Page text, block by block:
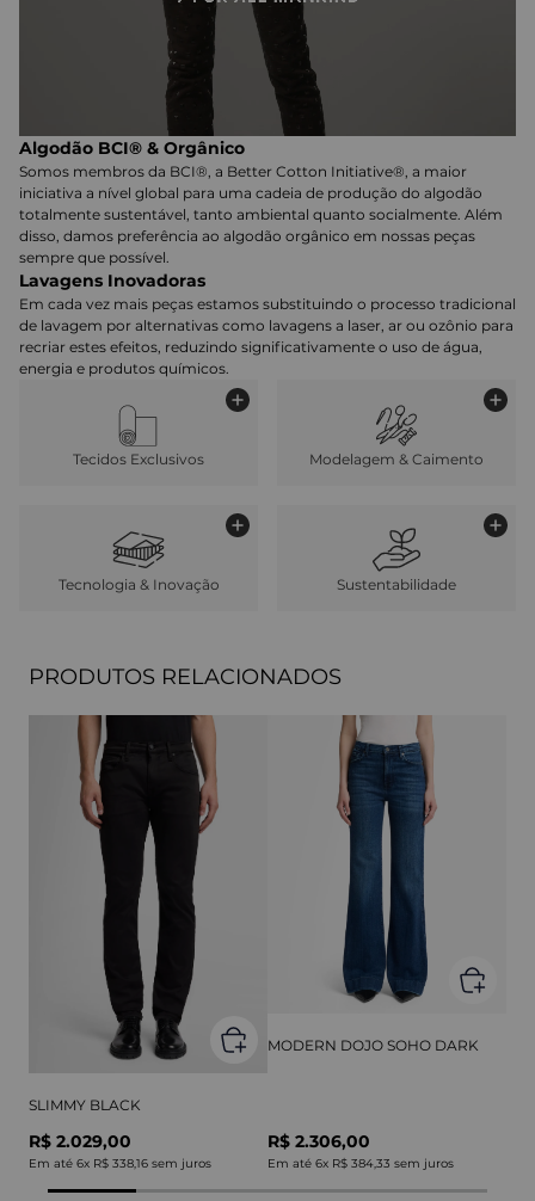
Algodão BCI® & Orgânico
Somos membros da BCI®, a Better Cotton Initiative®, a maior
iniciativa a nível global para uma cadeia de produção do algodão
totalmente sustentável, tanto ambiental quanto socialmente. Além
disso, damos preferência ao algodão orgânico em nossas peças
sempre que possível.
Lavagens Inovadoras
Em cada vez mais peças estamos substituindo o processo tradicional
de lavagem por alternativas como lavagens a laser, ar ou ozônio para
recriar estes efeitos, reduzindo significativamente o uso de água,
energia e produtos químicos.
Tecidos Exclusivos Modelagem & Caimento
Tecnologia & Inovação Sustentabilidade
PRODUTOS RELACIONADOS
SLIMMY BLACK
R$ 2.029,00
Em até 6x R$ 338,16 sem juros
MODERN DOJO SOHO DARK
R$ 2.306,00
Em até 6x R$ 384,33 sem juros